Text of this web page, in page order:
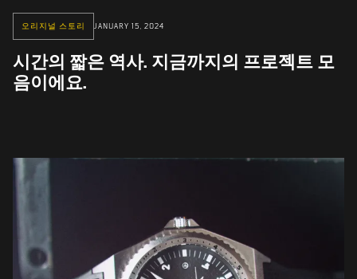
오리지널 스토리 JANUARY 15, 2024
시간의 짧은 역사. 지금까지의 프로젝트 모
음이에요.